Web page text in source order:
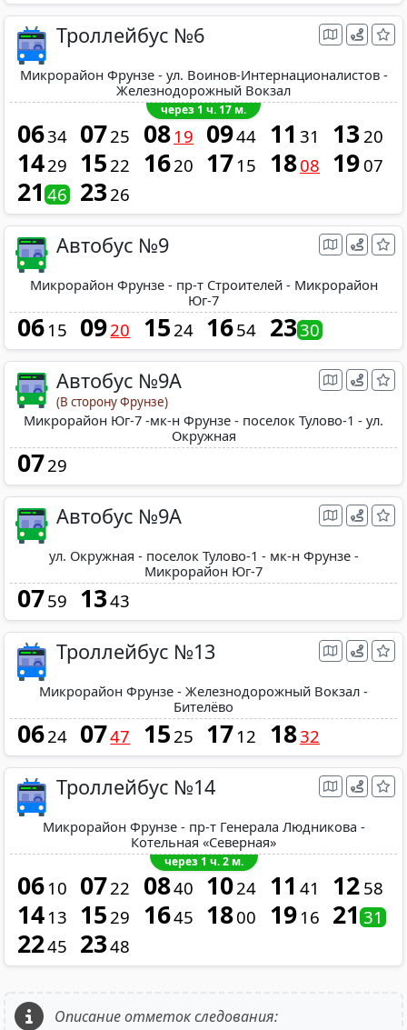
Троллейбус №6
Микрорайон Фрунзе - ул. Воинов-Интернационалистов -
Железнодорожный Вокзал
через 1 ч. 17 м.
0634 0725 08 19 0944 11 31 1320
1429 1522 1620 17 15 1808 19 07
21 46 2326
Автобус №9
Микрорайон Фрунзе - пр-т Строителей - Микрорайон
Юг-7
06 15 0920 1524 1654 2330
Автобус №9А
(В сторону Фрунзе)
Микрорайон Юг-7 -мк-н Фрунзе - поселок Тулово-1 - ул.
Окружная
0729
Автобус №9А
ул. Окружная - поселок Тулово-1 - мк-н Фрунзе -
Микрорайон Юг-7
0759 1343
Троллейбус №13
Микрорайон Фрунзе - Железнодорожный Вокзал -
Бителёво
0624 0747 1525 17 12 1832
Троллейбус №14
Микрорайон Фрунзе - пр-т Генерала Людникова -
Котельная «Северная»
через 1 ч. 2 м.
06 10 0722 0840 1024 11 41 12 58
14 13 1529 1645 1800 19 16 2131
2245 2348
Описание отметок следования: